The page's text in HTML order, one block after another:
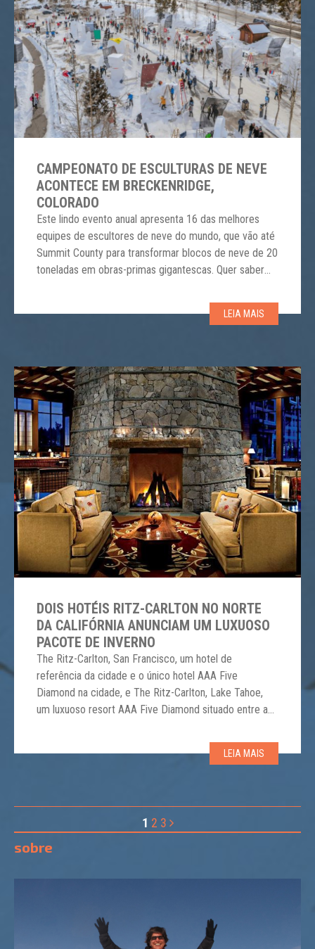
CAMPEONATO DE ESCULTURAS DE NEVE
ACONTECE EM BRECKENRIDGE,
COLORADO
Este lindo evento anual apresenta 16 das melhores
equipes de escultores de neve do mundo, que vão até
Summit County para transformar blocos de neve de 20
toneladas em obras-primas gigantescas. Quer saber
movidas por seus próprios músculos, já que
ferramentas elétricas são estritamente proibidas. Após
LEIA MAIS
DOIS HOTÉIS RITZ-CARLTON NO NORTE
DA CALIFÓRNIA ANUNCIAM UM LUXUOSO
PACOTE DE INVERNO
The Ritz-Carlton, San Francisco, um hotel de
referência da cidade e o único hotel AAA Five
Diamond na cidade, e The Ritz-Carlton, Lake Tahoe,
um luxuoso resort AAA Five Diamond situado entre as
Resort, se uniram para oferecer o melhor do inverno
com a estreia do pacote City to Slopes. Disponível até
LEIA MAIS
1 2 3
sobre